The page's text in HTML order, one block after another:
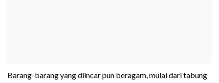
Barang-barang yang diincar pun beragam, mulai dari tabung